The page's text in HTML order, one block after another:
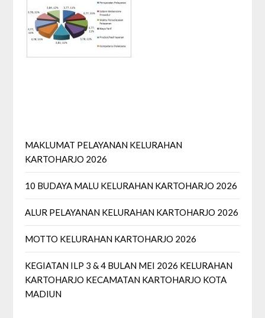
MAKLUMAT PELAYANAN KELURAHAN
KARTOHARJO 2026
10 BUDAYA MALU KELURAHAN KARTOHARJO 2026
ALUR PELAYANAN KELURAHAN KARTOHARJO 2026
MOTTO KELURAHAN KARTOHARJO 2026
KEGIATAN ILP 3 & 4 BULAN MEI 2026 KELURAHAN
KARTOHARJO KECAMATAN KARTOHARJO KOTA
MADIUN